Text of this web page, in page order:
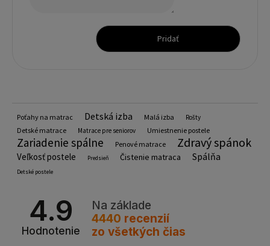
Pridať
Poťahy na matrac Detská izba Malá izba Rošty
Detské matrace Matrace pre seniorov Umiestnenie postele
Zariadenie spálne Penové matrace Zdravý spánok
Veľkosť postele Predsieň Čistenie matraca Spálňa
Detské postele
4.9
Hodnotenie
Na základe
4440 recenzií
zo všetkých čias